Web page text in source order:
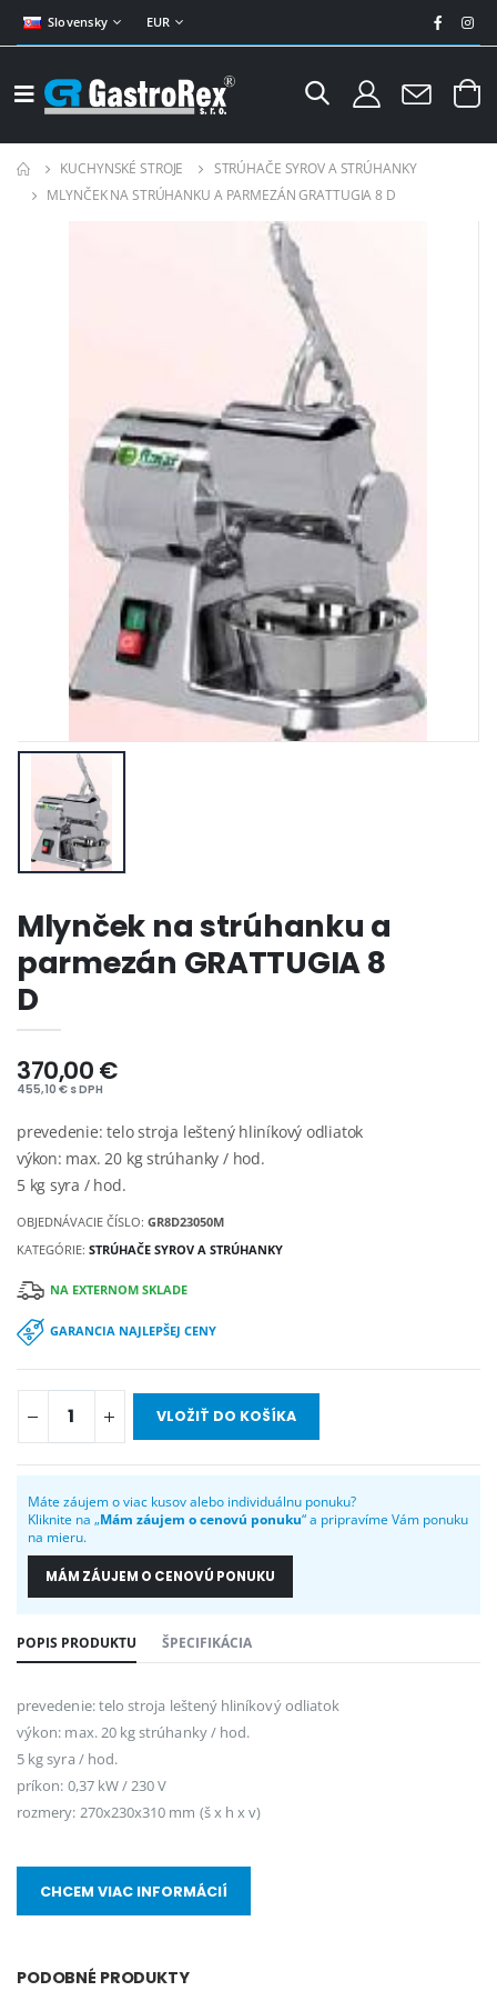
Slovensky EUR
KUCHYNSKÉ STROJE
STRÚHAČE SYROV A STRÚHANKY
MLYNČEK NA STRÚHANKU A PARMEZÁN GRATTUGIA 8 D
Mlynček na strúhanku a
parmezán GRATTUGIA 8
D
370,00 €
455,10 € s DPH
prevedenie: telo stroja leštený hliníkový odliatok
výkon: max. 20 kg strúhanky / hod.
5 kg syra / hod.
OBJEDNÁVACIE ČÍSLO:GR8D23050M
KATEGÓRIE:STRÚHAČE SYROV A STRÚHANKY
NA EXTERNOM SKLADE
GARANCIA NAJLEPŠEJ CENY
VLOŽIŤ DO KOŠÍKA
Máte záujem o viac kusov alebo individuálnu ponuku?
Kliknite na „Mám záujem o cenovú ponuku“ a pripravíme Vám ponuku
na mieru.
MÁM ZÁUJEM O CENOVÚ PONUKU
POPIS PRODUKTU ŠPECIFIKÁCIA
prevedenie: telo stroja leštený hliníkový odliatok
výkon: max. 20 kg strúhanky / hod.
5 kg syra / hod.
príkon: 0,37 kW / 230 V
rozmery: 270x230x310 mm (š x h x v)
CHCEM VIAC INFORMÁCIÍ
PODOBNÉ PRODUKTY